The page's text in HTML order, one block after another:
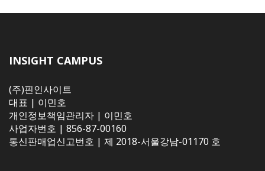
INSIGHT CAMPUS
(주)핀인사이트
대표 | 이민호
개인정보책임관리자 | 이민호
사업자번호 | 856-87-00160
통신판매업신고번호 | 제 2018-서울강남-01170 호